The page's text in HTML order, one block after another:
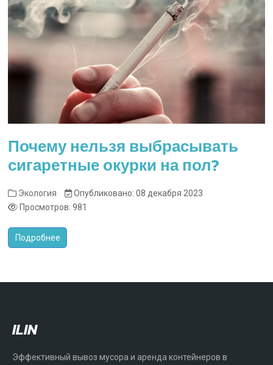
Почему нельзя выбрасывать
сигаретные окурки на пол?
Экология
Опубликовано: 08 декабря 2023
Просмотров: 981
Подробнее
ILIN
Эффективный вывоз мусора и аренда контейнеров в